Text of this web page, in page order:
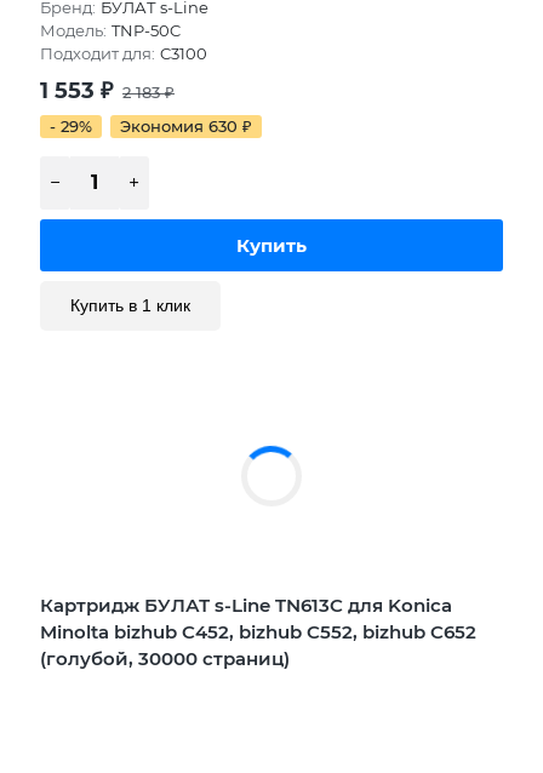
Бренд: БУЛАТ s-Line
Модель: TNP-50C
Подходит для: C3100
1 553 ₽ 2 183₽
- 29%
Экономия 630 ₽
Купить в 1 клик
Картридж БУЛАТ s-Line TN613C для Konica
Minolta bizhub C452, bizhub C552, bizhub C652
(голубой, 30000 страниц)